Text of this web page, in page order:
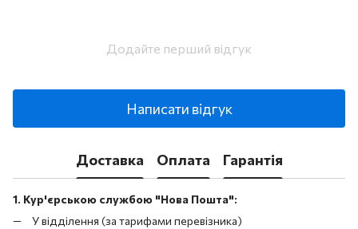
Додайте перший відгук
Написати відгук
Доставка Оплата Гарантія
1. Кур'єрською службою "Нова Пошта":
У відділення (за тарифами перевізника)